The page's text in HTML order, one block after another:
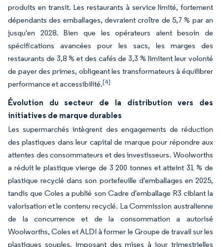
produits en transit. Les restaurants à service limité, fortement
dépendants des emballages, devraient croître de 5,7 % par an
jusqu'en 2028. Bien que les opérateurs aient besoin de
spécifications avancées pour les sacs, les marges des
restaurants de 3,8 % et des cafés de 3,3 % limitent leur volonté
de payer des primes, obligeant les transformateurs à équilibrer
performance et accessibilité.[4]
Évolution du secteur de la distribution vers des
initiatives de marque durables
Les supermarchés intègrent des engagements de réduction
des plastiques dans leur capital de marque pour répondre aux
attentes des consommateurs et des investisseurs. Woolworths
a réduit le plastique vierge de 3 200 tonnes et atteint 31 % de
plastique recyclé dans son portefeuille d'emballages en 2025,
tandis que Coles a publié son Cadre d'emballage R3 ciblant la
valorisation et le contenu recyclé. La Commission australienne
de la concurrence et de la consommation a autorisé
Woolworths, Coles et ALDI à former le Groupe de travail sur les
plastiques souples, imposant des mises à jour trimestrielles